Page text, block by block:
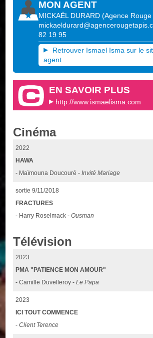
MON AGENT
MICKAËL DURARD (Agence Rouge
82 19 95
Retrouver Ismael Isma sur le
agent
EN SAVOIR PLUS
http://www.ismaelisma.com
Cinéma
2022
HAWA
- Maïmouna Doucouré -Invité Mariage
sortie 9/11/2018
FRACTURES
- Harry Roselmack -Ousman
Télévision
2023
PMA "PATIENCE MON AMOUR"
- Camille Duvelleroy -Le Papa
2023
ICI TOUT COMMENCE
-Client Terence